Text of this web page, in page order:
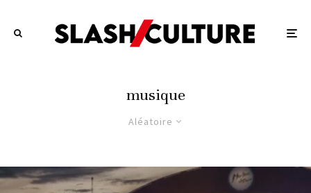
musique
Aléatoire